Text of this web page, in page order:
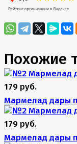
Похожие
179 руб.
Мармелад дары
179 руб.
Мармелад дары